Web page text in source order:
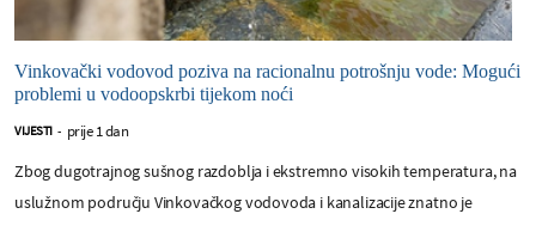
Vinkovački vodovod poziva na racionalnu potrošnju vode: Mogući
problemi u vodoopskrbi tijekom noći
VIJESTI - prije 1 dan
Zbog dugotrajnog sušnog razdoblja i ekstremno visokih temperatura, na
uslužnom području Vinkovačkog vodovoda i kanalizacije znatno je